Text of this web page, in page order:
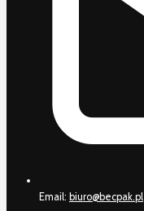
Email: biuro@becpak.pl